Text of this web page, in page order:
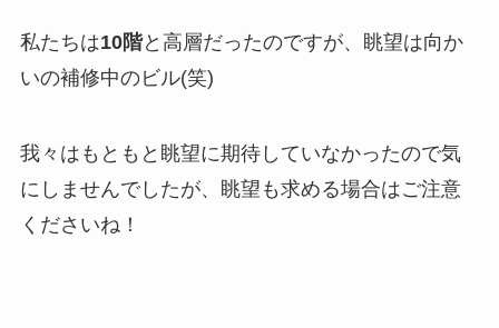
私たちは10階と高層だったのですが、眺望は向か
いの補修中のビル(笑)
我々はもともと眺望に期待していなかったので気
にしませんでしたが、眺望も求める場合はご注意
くださいね！